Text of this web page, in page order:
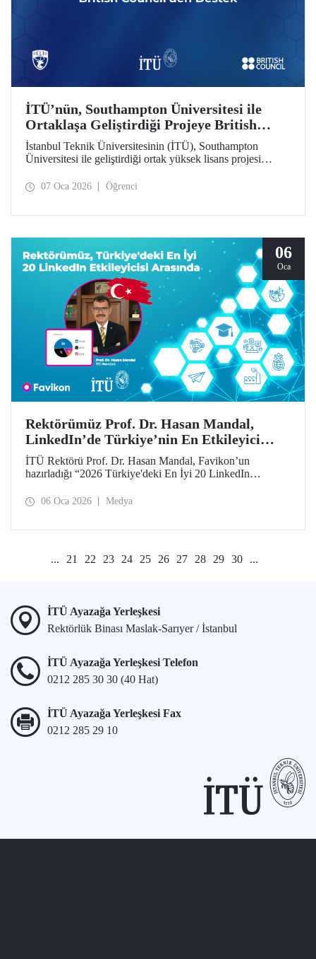
İTÜ’nün, Southampton Üniversitesi ile
Ortaklaşa Geliştirdiği Projeye British
Council’den Destek
İstanbul Teknik Üniversitesinin (İTÜ), Southampton
Üniversitesi ile geliştirdiği ortak yüksek lisans projesi
07 Oca 2026 Öğrenci
06
Oca
Rektörümüz Prof. Dr. Hasan Mandal,
LinkedIn’de Türkiye’nin En Etkileyici
İsimleri Arasında
İTÜ Rektörü Prof. Dr. Hasan Mandal, Favikon’un
hazırladığı “2026 Türkiye'deki En İyi 20 LinkedIn
06 Oca 2026 Medya
... 21 22 23 24 25 26 27 28 29 30 ...
İTÜ Ayazağa Yerleşkesi
Rektörlük Binası Maslak-Sarıyer / İstanbul
İTÜ Ayazağa Yerleşkesi Telefon
0212 285 30 30 (40 Hat)
İTÜ Ayazağa Yerleşkesi Fax
0212 285 29 10